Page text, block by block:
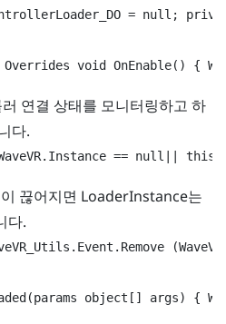
= null;
Overrides void OnEnable() {
연결 상태를 모니터링하고 하
다.
== null||
끊어지면 LoaderInstance는
다.
object[] args) {